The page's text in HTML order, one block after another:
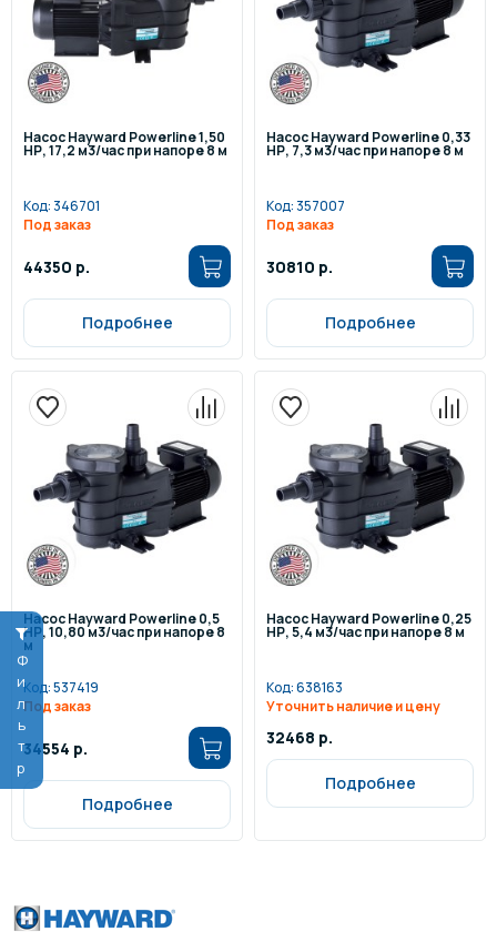
Фильтр
Насос Hayward Powerline 1,50
НР, 17,2 м3/час при напоре 8 м
Код:346701
Под заказ
44350 р.
Подробнее
Насос Hayward Powerline 0,33
НР, 7,3 м3/час при напоре 8 м
Код:357007
Под заказ
30810 р.
Подробнее
Насос Hayward Powerline 0,5
НР, 10,80 м3/час при напоре 8
м
Код:537419
Под заказ
34554 р.
Подробнее
Насос Hayward Powerline 0,25
НР, 5,4 м3/час при напоре 8 м
Код:638163
Уточнить наличие и цену
32468 р.
Подробнее